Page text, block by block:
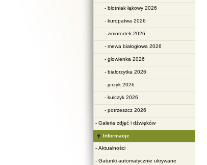
- błotniak łąkowy 2026
- kuropatwa 2026
- zimorodek 2026
- mewa białogłowa 2026
- głowienka 2026
- białorzytka 2026
- jerzyk 2026
- kulczyk 2026
- potrzeszcz 2026
- Galeria zdjęć i dźwięków
Informacje
- Aktualności
- Gatunki automatycznie ukrywane